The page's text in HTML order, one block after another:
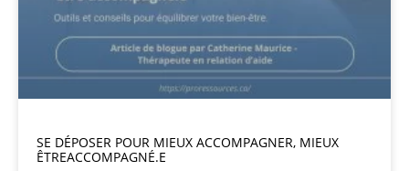
SE DÉPOSER POUR MIEUX ACCOMPAGNER, MIEUX
ÊTREACCOMPAGNÉ.E